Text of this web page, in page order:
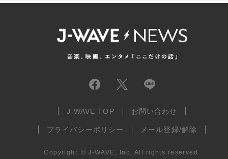
J-WAVE TOP お問い合わせ
プライバシーポリシー メール登録/解除
Copyright © J-WAVE, Inc. All rights reserved.